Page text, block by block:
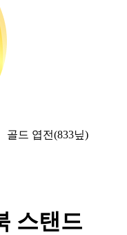
골드 엽전(833닢)
스탠드